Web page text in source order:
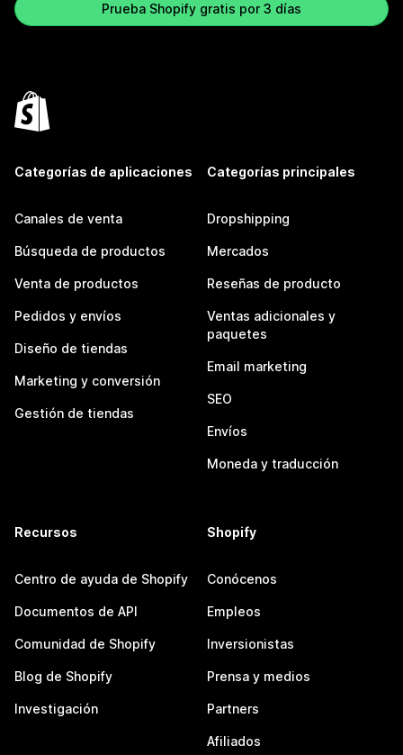
Prueba Shopify gratis por 3 días
Categorías de aplicaciones
Canales de venta
Búsqueda de productos
Venta de productos
Pedidos y envíos
Diseño de tiendas
Marketing y conversión
Gestión de tiendas
Categorías principales
Dropshipping
Mercados
Reseñas de producto
Ventas adicionales y
paquetes
Email marketing
SEO
Envíos
Moneda y traducción
Recursos
Centro de ayuda de Shopify
Documentos de API
Comunidad de Shopify
Blog de Shopify
Investigación
Shopify
Conócenos
Empleos
Inversionistas
Prensa y medios
Partners
Afiliados